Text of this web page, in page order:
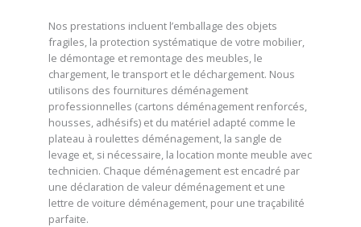
Nos prestations incluent l’emballage des objets
fragiles, la protection systématique de votre mobilier,
le démontage et remontage des meubles, le
chargement, le transport et le déchargement. Nous
utilisons des fournitures déménagement
professionnelles (cartons déménagement renforcés,
housses, adhésifs) et du matériel adapté comme le
plateau à roulettes déménagement, la sangle de
levage et, si nécessaire, la location monte meuble avec
technicien. Chaque déménagement est encadré par
une déclaration de valeur déménagement et une
lettre de voiture déménagement, pour une traçabilité
parfaite.